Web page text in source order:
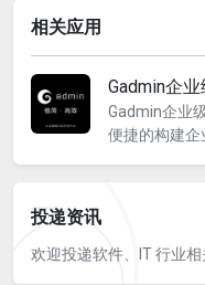
相关应用
Gadmin企
Gadmin企业
便捷的构建企
化实现方案
木一样快速
标 准化企业
APP、多级多
流程引擎快
投递资讯
欢迎投递软件、IT 行业相